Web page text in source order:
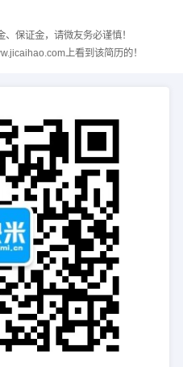
保证金，请微友务必谨慎！
上看到该简历的！